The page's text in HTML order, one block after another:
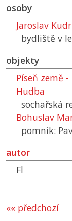
osoby
Jaroslav
bydliště v
objekty
Píseň země
Hudba
sochařská
Bohuslav
pomník:
autor
Fl
«« předchozí